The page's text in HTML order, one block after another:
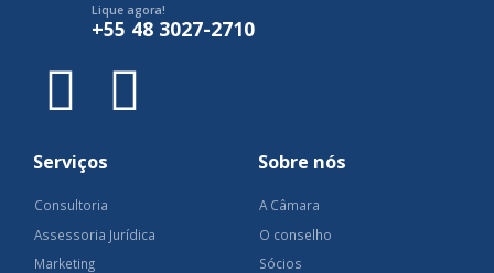
Lique agora!
+55 48 3027-2710
Serviços
Consultoria
Assessoria Jurídica
Marketing
Sobre nós
A Câmara
O conselho
Sócios